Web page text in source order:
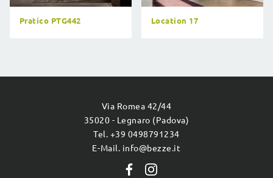
Pratico PTG442 Location 17
Via Romea 42/44
35020 - Legnaro (Padova)
Tel. +39 0498791234
E-Mail. info@bezze.it